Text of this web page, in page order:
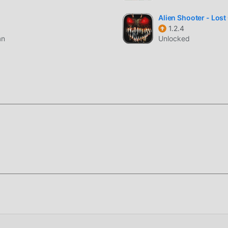
di mana pemain memimpin sekelompok penyintas untuk
inti berfokus pada pengaturan pergerakan regu Anda
ratusan musuh yang muncul di layar sekaligus,engine
Squad resmi,hapus instalan terlebih dahuluuntuk
Alien Shooter - Lost
1.2.4
Unlocked